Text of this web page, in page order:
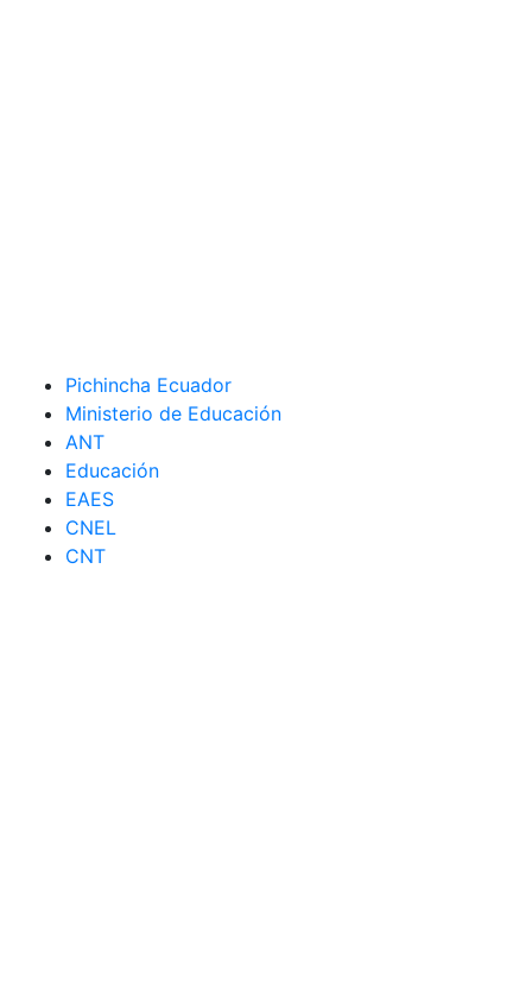
Pichincha Ecuador
Ministerio de Educación
ANT
Educación
EAES
CNEL
CNT